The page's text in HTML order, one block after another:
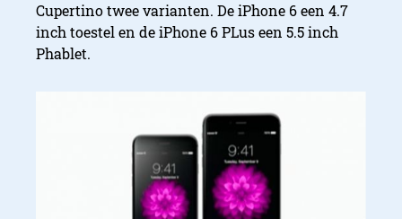
Cupertino twee varianten. De iPhone 6 een 4.7
inch toestel en de iPhone 6 PLus een 5.5 inch
Phablet.